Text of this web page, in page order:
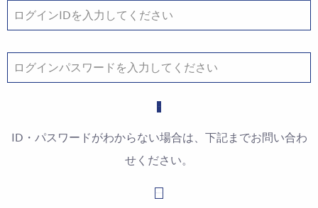
ID・パスワードがわからない場合は、下記までお問い合わ
せください。